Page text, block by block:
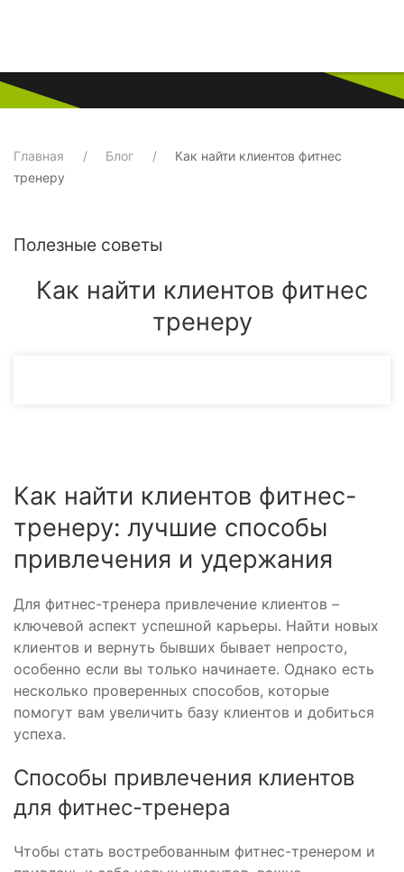
Главная Блог
Как найти клиентов фитнес
тренеру
Полезные советы
Как найти клиентов фитнес
тренеру
Как найти клиентов фитнес-
тренеру: лучшие способы
привлечения и удержания
Для фитнес-тренера привлечение клиентов –
ключевой аспект успешной карьеры. Найти новых
клиентов и вернуть бывших бывает непросто,
особенно если вы только начинаете. Однако есть
несколько проверенных способов, которые
помогут вам увеличить базу клиентов и добиться
успеха.
Способы привлечения клиентов
для фитнес-тренера
Чтобы стать востребованным фитнес-тренером и